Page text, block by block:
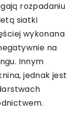
rozpadaniu
siatki
wykonana
na
Innym
jednak jest